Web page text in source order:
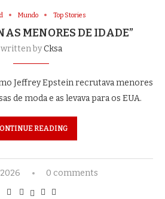
Mundo Top Stories
MENORES DE IDADE”
written byCksa
Jeffrey Epstein recrutava menores
de moda e as levava para os EUA.
READING
0 comments